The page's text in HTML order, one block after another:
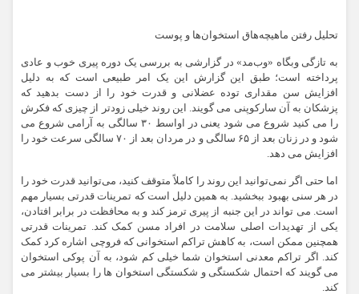
تحلیل رفتن ماهیچه‌هاق استخوان‌ها و پوست
به تازگی وبگاه «وب‌مد» در گزارشی به بررسی یک دوره پیری خوب و عادی
پرداخته است؛ طبق این گزارش این یک امر طبیعی است که به دلیل
افزایش سن مقداری توده عضلانی و قدرت خود را از دست بدهید که
پزشکان به آن سارکوپنی می گویند. این روند خیلی زودتر از چیزی که فکرش
را می کنید شروع می شود یعنی در اواسط ۳۰ سالگی به آرامی شروع می
شود و در زنان بعد از ۶۵ سالگی و در مردان بعد از ۷۰ سالگی سرعت خود را
افزایش می دهد.
اما حتی اگر نمی‌توانید این روند را کاملاً متوقف کنید، می‌توانید قدرت خود را
در هر سنی بهبود ببخشید. به همین دلیل است که تمرینات قدرتی بسیار مهم
است. می تواند در این جنبه از پیری ترمز کند و به محافظت در برابر افتادن،
یکی از تهدیدات اصلی سلامت در افراد مسن کمک کند. تمرینات قدرتی
همچنین ممکن است، به کاهش تراکم استخوانی که فروچی اشاره کرد کمک
کند. اگر تراکم معدنی استخوان شما خیلی کم شود، به آن پوکی استخوان
می گویند که احتمال شکستگی و شکستگی استخوان ها را بسیار بیشتر می
کند.